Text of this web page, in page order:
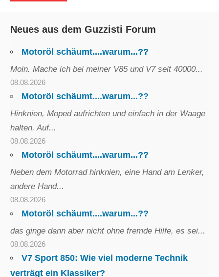
Neues aus dem Guzzisti Forum
Motoröl schäumt....warum...??
Moin. Mache ich bei meiner V85 und V7 seit 40000...
08.08.2026
Motoröl schäumt....warum...??
Hinknien, Moped aufrichten und einfach in der Waage
halten. Auf...
08.08.2026
Motoröl schäumt....warum...??
Neben dem Motorrad hinknien, eine Hand am Lenker,
andere Hand...
08.08.2026
Motoröl schäumt....warum...??
das ginge dann aber nicht ohne fremde Hilfe, es sei...
08.08.2026
V7 Sport 850: Wie viel moderne Technik
verträgt ein Klassiker?